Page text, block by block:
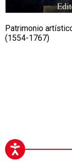
Patrimonio
(1554-1767)